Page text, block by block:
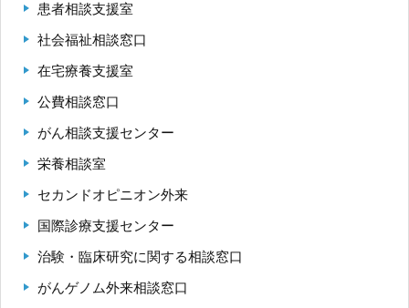
患者相談支援室
社会福祉相談窓口
在宅療養支援室
公費相談窓口
がん相談支援センター
栄養相談室
セカンドオピニオン外来
国際診療支援センター
治験・臨床研究に関する相談窓口
がんゲノム外来相談窓口